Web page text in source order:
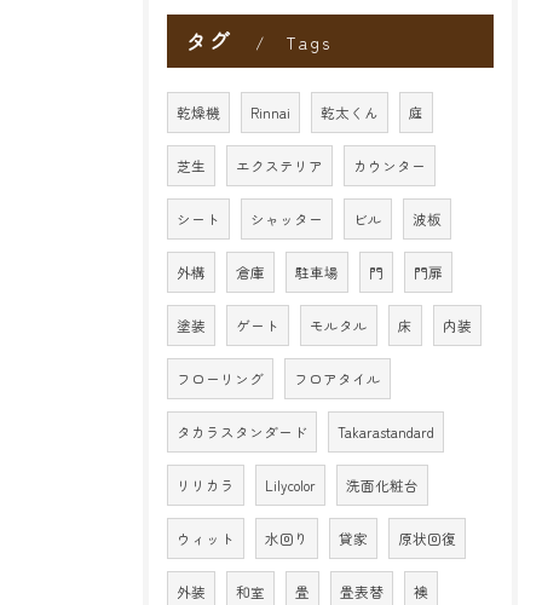
タグ Tags
乾燥機 Rinnai 乾太くん 庭
芝生 エクステリア カウンター
シート シャッター ビル 波板
外構 倉庫 駐車場 門 門扉
塗装 ゲート モルタル 床 内装
フローリング フロアタイル
タカラスタンダード Takarastandard
リリカラ Lilycolor 洗面化粧台
ウィット 水回り 貸家 原状回復
外装 和室 畳 畳表替 襖